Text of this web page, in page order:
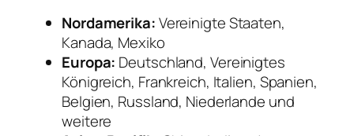
Nordamerika:Vereinigte Staaten,
Kanada, Mexiko
Europa: Deutschland, Vereinigtes
Königreich, Frankreich, Italien, Spanien,
Belgien, Russland, Niederlande und
weitere